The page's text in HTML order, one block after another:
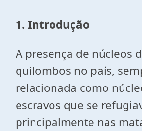
1. Introdução
A presença de núcleos
quilombos no país,
relacionada como
escravos que se
principalmente nas